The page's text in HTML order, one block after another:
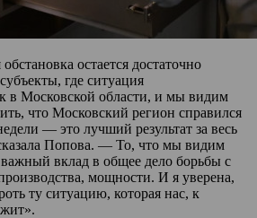
остается достаточно
где ситуация
в Московской области, и мы видим
что Московский регион справился
— это лучший результат за весь
Попова. — То, что мы видим
вклад в общее дело борьбы с
мощности. И я уверена,
ту ситуацию, которая нас, к